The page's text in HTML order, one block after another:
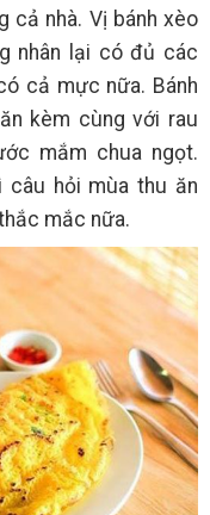
cả nhà. Vị bánh xèo
nhân lại có đủ các
cả mực nữa. Bánh
kèm cùng với rau
mắm chua ngọt.
câu hỏi mùa thu ăn
mắc nữa.